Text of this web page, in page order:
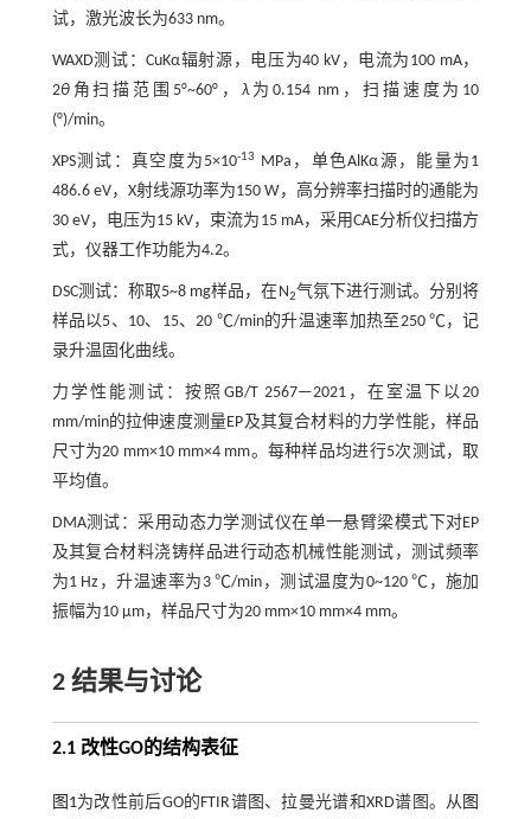
试，激光波长为633 nm。
WAXD测试：CuKα辐射源，电压为40 kV，电流为100 mA，
2θ角扫描范围5°~60°，λ为0.154 nm，扫描速度为10
(°)/min。
XPS测试：真空度为5×10-13
MPa，单色AlKα源，能量为1
486.6 eV，X射线源功率为150 W，高分辨率扫描时的通能为
30 eV，电压为15 kV，束流为15 mA，采用CAE分析仪扫描方
式，仪器工作功能为4.2。
DSC测试：称取5~8 mg样品，在N2气氛下进行测试。分别将
样品以5、10、15、20 ℃/min的升温速率加热至250 ℃，记
录升温固化曲线。
力学性能测试：按照GB/T 2567—2021，在室温下以20
mm/min的拉伸速度测量EP及其复合材料的力学性能，样品
尺寸为20 mm×10 mm×4 mm。每种样品均进行5次测试，取
平均值。
DMA测试：采用动态力学测试仪在单一悬臂梁模式下对EP
及其复合材料浇铸样品进行动态机械性能测试，测试频率
为1 Hz，升温速率为3 ℃/min，测试温度为0~120 ℃，施加
振幅为10 μm，样品尺寸为20 mm×10 mm×4 mm。
2 结果与讨论
2.1 改性GO的结构表征
图1为改性前后GO的FTIR谱图、拉曼光谱和XRD谱图。从图